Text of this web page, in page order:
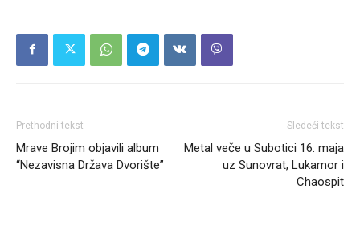
Prethodni tekst
Mrave Brojim objavili album
“Nezavisna Država Dvorište”
Sledeći tekst
Metal veče u Subotici 16. maja
uz Sunovrat, Lukamor i
Chaospit